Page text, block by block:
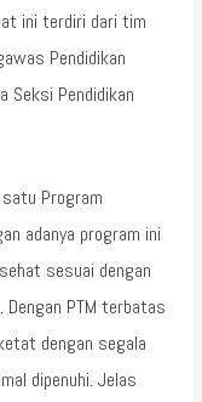
ini terdiri dari tim
Pendidikan
Seksi Pendidikan
Program
adanya program ini
sesuai dengan
PTM terbatas
dengan segala
dipenuhi. Jelas